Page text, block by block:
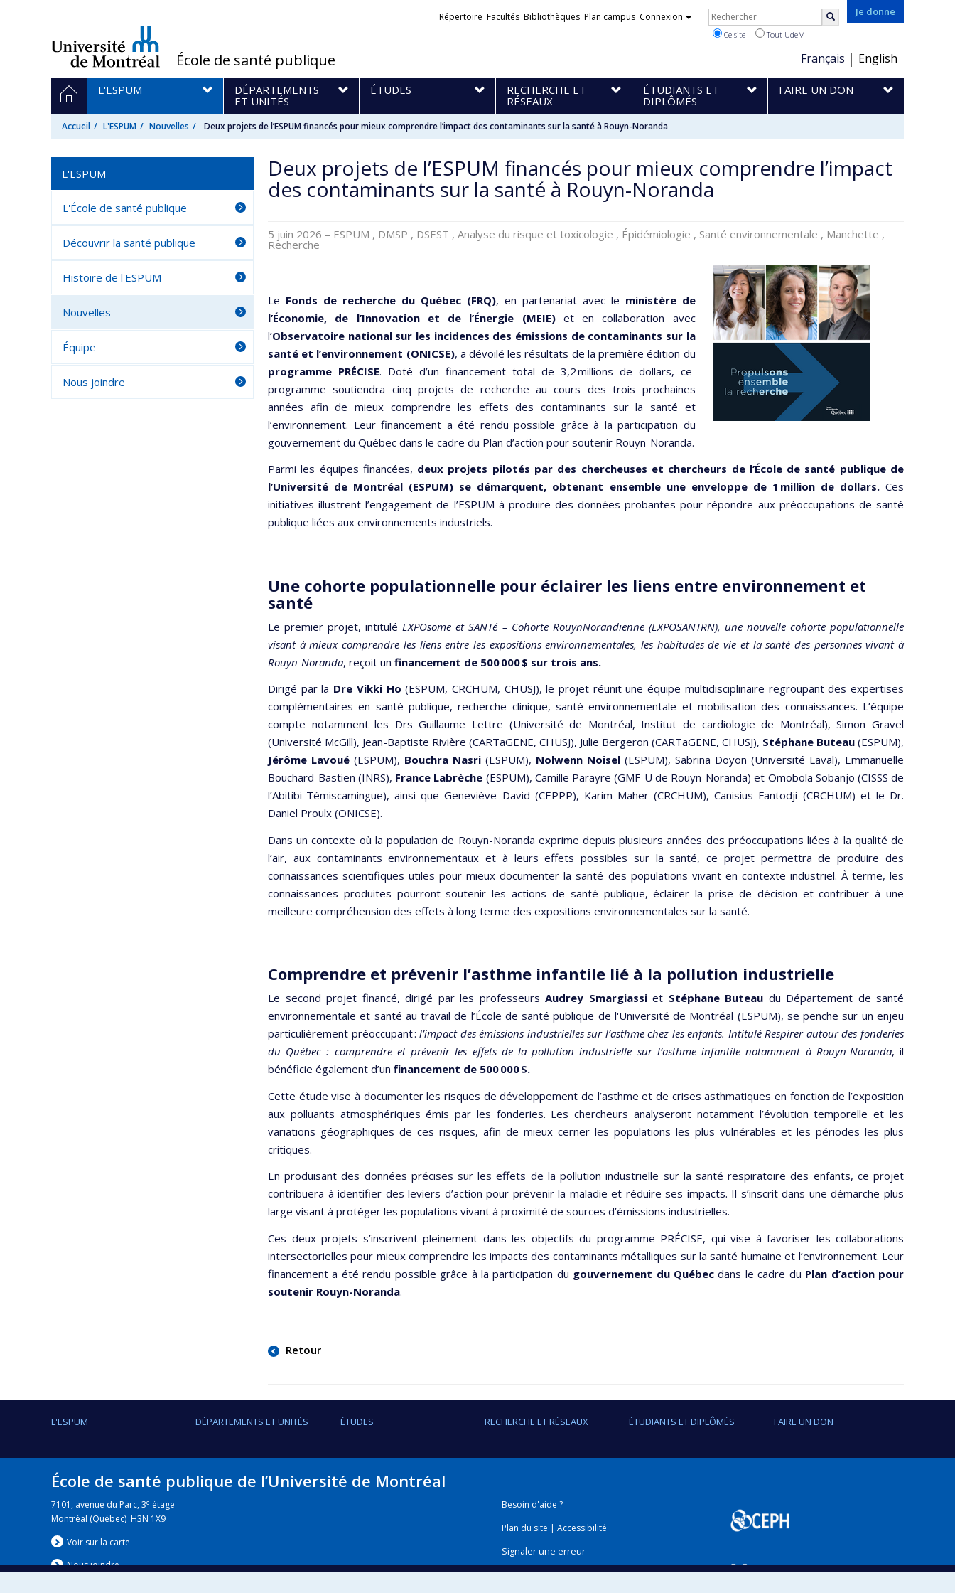
/École de santé publique
Je donne
Choix
de
la
langue
Français English
Liens
Répertoire Facultés Bibliothèques Plan campus Connexion Rechercher
Ce site Tout UdeM
Navigation
principale
ACCUEIL
L'ESPUM
DÉPARTEMENTS
ET UNITÉS
ÉTUDES
RECHERCHE ET
RÉSEAUX
ÉTUDIANTS ET
DIPLÔMÉS
FAIRE UN DON
Accueil L'ESPUM Nouvelles Deux projets de l’ESPUM financés pour mieux comprendre l’impact des contaminants sur la santé à Rouyn-Noranda
Deux projets de l’ESPUM financés pour mieux comprendre l’impact
des contaminants sur la santé à Rouyn-Noranda
5 juin 2026 – ESPUM , DMSP , DSEST , Analyse du risque et toxicologie , Épidémiologie , Santé environnementale , Manchette ,
Recherche
Le Fonds de recherche du Québec (FRQ), en partenariat avec le ministère de
l’Économie, de l’Innovation et de l’Énergie (MEIE)et en collaboration avec
l’Observatoire national sur les incidences des émissions de contaminants sur la
santé et l’environnement (ONICSE), a dévoilé les résultats de la première édition du
programme PRÉCISE. Doté d’un financement total de 3,2 millions de dollars, ce
programme soutiendra cinq projets de recherche au cours des trois prochaines
années afin de mieux comprendre les effets des contaminants sur la santé et
l’environnement. Leur financement a été rendu possible grâce à la participation du
gouvernement du Québec dans le cadre du Plan d’action pour soutenir Rouyn-Noranda.
Parmi les équipes financées, deux projets pilotés par des chercheuses et chercheurs de l’École de santé publique de
l’Université de Montréal (ESPUM) se démarquent, obtenant ensemble une enveloppe de 1 million de dollars.Ces
initiatives illustrent l’engagement de l’ESPUM à produire des données probantes pour répondre aux préoccupations de santé
publique liées aux environnements industriels.
Une cohorte populationnelle pour éclairer les liens entre environnement et
santé
Le premier projet, intitulé EXPOsome et SANTé – Cohorte RouynNorandienne (EXPOSANTRN), une nouvelle cohorte populationnelle
visant à mieux comprendre les liens entre les expositions environnementales, les habitudes de vie et la santé des personnes vivant à
Rouyn-Noranda, reçoit un financement de 500 000 $ sur trois ans.
Dirigé par la Dre Vikki Ho (ESPUM, CRCHUM, CHUSJ), le projet réunit une équipe multidisciplinaire regroupant des expertises
complémentaires en santé publique, recherche clinique, santé environnementale et mobilisation des connaissances. L’équipe
compte notamment les Drs Guillaume Lettre (Université de Montréal, Institut de cardiologie de Montréal), Simon Gravel
(Université McGill), Jean-Baptiste Rivière (CARTaGENE, CHUSJ), Julie Bergeron (CARTaGENE, CHUSJ), Stéphane Buteau (ESPUM),
Jérôme Lavoué (ESPUM), Bouchra Nasri (ESPUM), Nolwenn Noisel (ESPUM), Sabrina Doyon (Université Laval), Emmanuelle
Bouchard-Bastien (INRS), France Labrèche (ESPUM), Camille Parayre (GMF-U de Rouyn-Noranda) et Omobola Sobanjo (CISSS de
l’Abitibi-Témiscamingue), ainsi que Geneviève David (CEPPP), Karim Maher (CRCHUM), Canisius Fantodji (CRCHUM) et le Dr.
Daniel Proulx (ONICSE).
Dans un contexte où la population de Rouyn-Noranda exprime depuis plusieurs années des préoccupations liées à la qualité de
l’air, aux contaminants environnementaux et à leurs effets possibles sur la santé, ce projet permettra de produire des
connaissances scientifiques utiles pour mieux documenter la santé des populations vivant en contexte industriel. À terme, les
connaissances produites pourront soutenir les actions de santé publique, éclairer la prise de décision et contribuer à une
meilleure compréhension des effets à long terme des expositions environnementales sur la santé.
Comprendre et prévenir l’asthme infantile lié à la pollution industrielle
Le second projet financé, dirigé par les professeurs Audrey Smargiassiet Stéphane Buteau du Département de santé
environnementale et santé au travail de l’École de santé publique de l'Université de Montréal (ESPUM), se penche sur un enjeu
particulièrement préoccupant :l’impact des émissions industrielles sur l’asthme chez les enfants. Intitulé Respirer autour des fonderies
du Québec : comprendre et prévenir les effets de la pollution industrielle sur l’asthme infantile notamment à Rouyn-Noranda, il
bénéficie également d’un financement de 500 000 $.
Cette étude vise à documenter les risques de développement de l’asthme et de crises asthmatiques en fonction de l’exposition
aux polluants atmosphériques émis par les fonderies. Les chercheurs analyseront notamment l’évolution temporelle et les
variations géographiques de ces risques, afin de mieux cerner les populations les plus vulnérables et les périodes les plus
critiques.
En produisant des données précises sur les effets de la pollution industrielle sur la santé respiratoire des enfants, ce projet
contribuera à identifier des leviers d’action pour prévenir la maladie et réduire ses impacts. Il s’inscrit dans une démarche plus
large visant à protéger les populations vivant à proximité de sources d’émissions industrielles.
Ces deux projets s’inscrivent pleinement dans les objectifs du programme PRÉCISE, qui vise à favoriser les collaborations
intersectorielles pour mieux comprendre les impacts des contaminants métalliques sur la santé humaine et l’environnement. Leur
financement a été rendu possible grâce à la participation du gouvernement du Québec dans le cadre du Plan d’action pour
soutenir Rouyn-Noranda.
Retour
L'ESPUM
L'École de santé publique
Découvrir la santé publique
Histoire de l'ESPUM
Nouvelles
Équipe
Nous joindre
L'ESPUM DÉPARTEMENTS ET UNITÉS ÉTUDES RECHERCHE ET RÉSEAUX ÉTUDIANTS ET DIPLÔMÉS FAIRE UN DON
École de santé publique de l’Université de Montréal
7101, avenue du Parc, 3e étage
Montréal (Québec) H3N 1X9
Voir sur la carte
Nous joindre
Besoin d'aide ?
Plan du site |Accessibilité
Signaler une erreur